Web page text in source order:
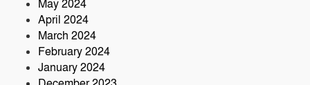
May 2024
April 2024
March 2024
February 2024
January 2024